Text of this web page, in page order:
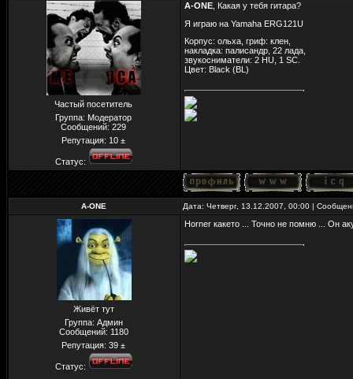
Частый посетитель
Группа: Модератор
Сообщений:229
Репутация: 10 ±
Статус:
A-ONE , Какая у тебя гитара?
Я играю на Yamaha ERG121U
Корпус: ольха, гриф: клен,
накладка: палисандр, 22 лада,
звукосниматели: 2 HU, 1 SC.
Цвет: Black (BL)
A-ONE Дата: Четверг, 13.12.2007, 00:00 |
Живёт тут
Группа: Админ
Сообщений: 1180
Репутация:39 ±
Статус:
Horner какето ... Точно не помню ... Он